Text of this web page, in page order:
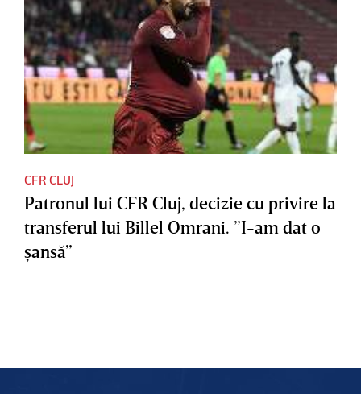
CFR CLUJ
Patronul lui CFR Cluj, decizie cu privire la
transferul lui Billel Omrani. ”I-am dat o
şansă”